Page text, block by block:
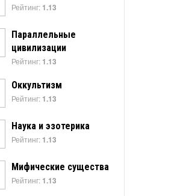
Рейтинг: 1.13
Параллельные
цивилизации
Рейтинг: 1.13
Оккультизм
Рейтинг: 1.13
Наука и эзотерика
Рейтинг: 1.13
Мифические существа
Рейтинг: 1.13